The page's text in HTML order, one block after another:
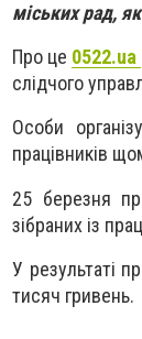
міських рад,
Про це 0522.ua
слідчого
Особи
працівників
25 березня
зібраних із
У результаті
тисяч гривень.